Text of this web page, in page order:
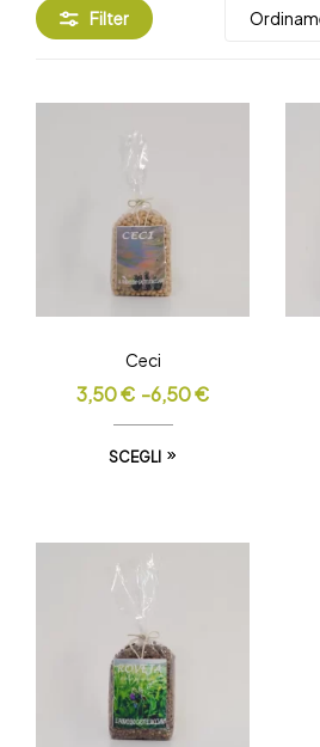
Filter
Ceci
3,50€ -6,50€
SCEGLI